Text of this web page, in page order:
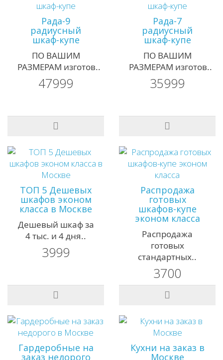
Рада-9
радиусный
шкаф-купе
ПО ВАШИМ
РАЗМЕРАМ изготов..
47999
Рада-7
радиусный
шкаф-купе
ПО ВАШИМ
РАЗМЕРАМ изготов..
35999
ТОП 5 Дешевых
шкафов эконом
класса в Москве
Дешевый шкаф за
4 тыс. и 4 дня..
3999
Распродажа
готовых
шкафов-купе
эконом класса
Распродажа
готовых
стандартных..
3700
Гардеробные на
заказ недорого
Кухни на заказ в
Москве